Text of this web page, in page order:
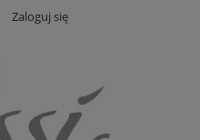
Zaloguj się